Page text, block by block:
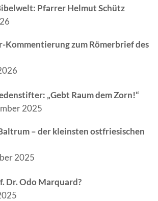
Pfarrer Helmut Schütz
Kommentierung zum Römerbrief des
„Gebt Raum dem Zorn!“
2025
– der kleinsten ostfriesischen
2025
Dr. Odo Marquard?